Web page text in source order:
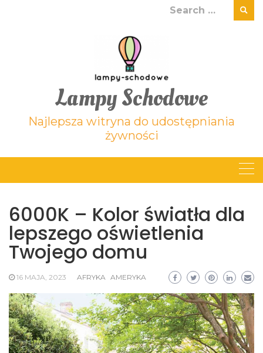
Search
Lampy Schodowe
Najlepsza witryna do udostępniania
żywności
6000K – Kolor światła dla
lepszego oświetlenia
Twojego domu
16 MAJA, 2023 AFRYKA AMERYKA